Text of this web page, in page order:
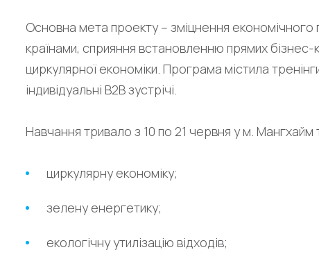
Основна мета проекту – зміцнення
країнами, сприяння встановленню прямих бізнес-
циркулярної економіки. Програма містила
індивідуальні B2B зустрічі.
Навчання тривало з 10 по 21 червня у м. Мангхайм
циркулярну економіку;
зелену енергетику;
екологічну утилізацію відходів;